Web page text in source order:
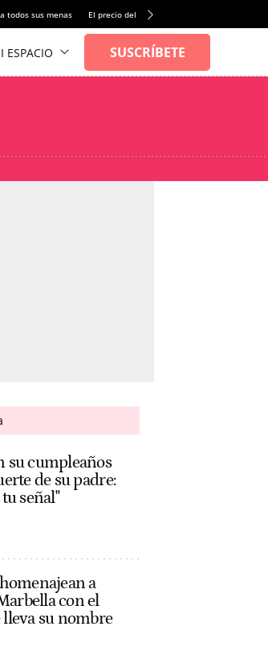
todos sus menas El precio del alquiler de vivienda baja por
su cumpleaños
de su padre:
señal"
a
con el
su nombre